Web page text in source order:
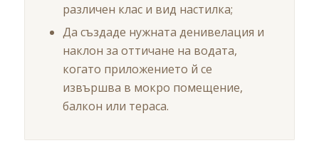
различен клас и вид настилка;
Да създаде нужната денивелация и
наклон за оттичане на водата,
когато приложението й се
извършва в мокро помещение,
балкон или тераса.